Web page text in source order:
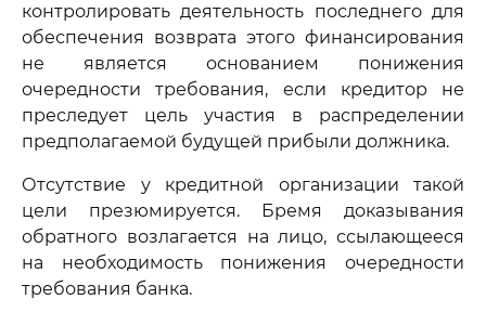
контролировать деятельность последнего для
обеспечения возврата этого финансирования
не является основанием понижения
очередности требования, если кредитор не
преследует цель участия в распределении
предполагаемой будущей прибыли должника.
Отсутствие у кредитной организации такой
цели презюмируется. Бремя доказывания
обратного возлагается на лицо, ссылающееся
на необходимость понижения очередности
требования банка.